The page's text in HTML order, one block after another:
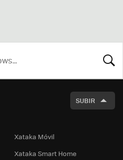
SUBIR
Xataka Móvil
Xataka Smart Home